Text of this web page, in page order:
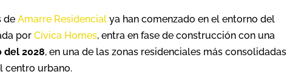
deAmarre Residencial ya han comenzado en el entorno del
porCívica Homes, entra en fase de construcción con una
del 2028, en una de las zonas residenciales más consolidadas
centro urbano.